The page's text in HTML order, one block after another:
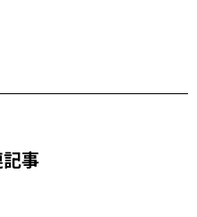
事